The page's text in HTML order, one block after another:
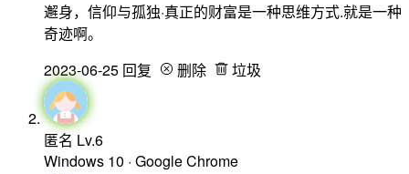
邂身，信仰与孤独·真正的财富是一种思维方式.就是一种
奇迹啊。
2023-06-25 回复 删除 垃圾
匿名 Lv.6
Windows 10 · Google Chrome